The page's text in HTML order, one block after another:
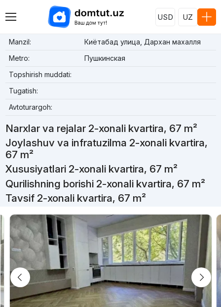
USD UZ
Manzil:
Киётабад улица, Дархан махалля
Metro:
Пушкинская
Topshirish muddati:
Tugatish:
Avtoturargoh:
Narxlar va rejalar 2-xonali kvartira, 67 m²
Joylashuv va infratuzilma 2-xonali kvartira,
67 m²
Xususiyatlari 2-xonali kvartira, 67 m²
Qurilishning borishi 2-xonali kvartira, 67 m²
Tavsif 2-xonali kvartira, 67 m²